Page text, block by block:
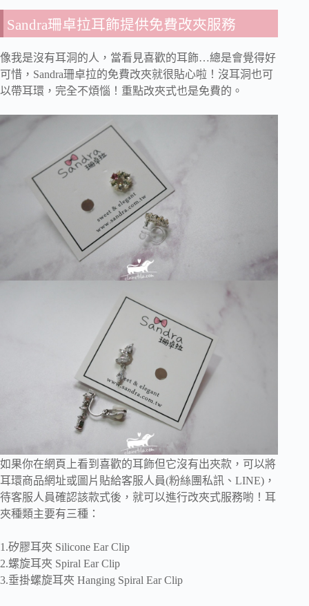
Sandra珊卓拉耳飾提供免費改夾服務
像我是沒有耳洞的人，當看見喜歡的耳飾…總是會覺得好
可惜，Sandra珊卓拉的免費改夾就很貼心啦！沒耳洞也可
以帶耳環，完全不煩惱！重點改夾式也是免費的。
如果你在網頁上看到喜歡的耳飾但它沒有出夾款，可以將
耳環商品網址或圖片貼給客服人員(粉絲團私訊、LINE)，
待客服人員確認該款式後，就可以進行改夾式服務喲！耳
夾種類主要有三種：
1.矽膠耳夾 Silicone Ear Clip
2.螺旋耳夾 Spiral Ear Clip
3.垂掛螺旋耳夾 Hanging Spiral Ear Clip